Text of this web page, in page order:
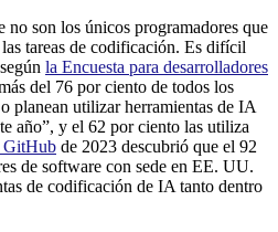
no son los únicos programadores que
tareas de codificación. Es difícil
la Encuesta para desarrolladores
del 76 por ciento de todos los
planean utilizar herramientas de IA
año”, y el 62 por ciento las utiliza
GitHub de 2023 descubrió que el 92
de software con sede en EE. UU.
de codificación de IA tanto dentro